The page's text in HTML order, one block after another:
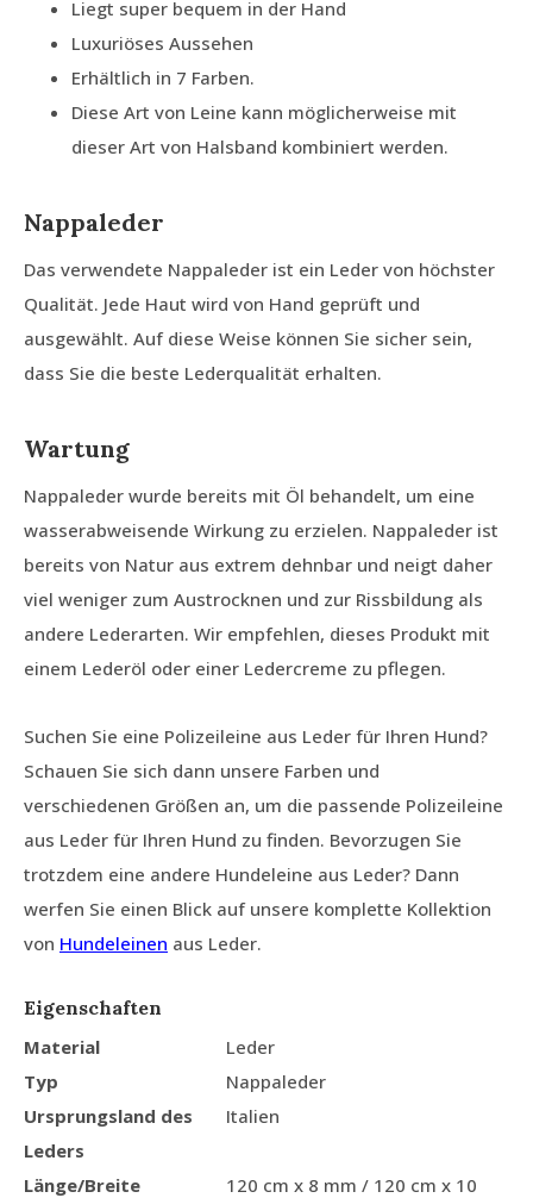
Liegt super bequem in der Hand
Luxuriöses Aussehen
Erhältlich in 7 Farben.
Diese Art von Leine kann möglicherweise mit
dieser Art von Halsband kombiniert werden.
Nappaleder
Das verwendete Nappaleder ist ein Leder von höchster
Qualität. Jede Haut wird von Hand geprüft und
ausgewählt. Auf diese Weise können Sie sicher sein,
dass Sie die beste Lederqualität erhalten.
Wartung
Nappaleder wurde bereits mit Öl behandelt, um eine
wasserabweisende Wirkung zu erzielen. Nappaleder ist
bereits von Natur aus extrem dehnbar und neigt daher
viel weniger zum Austrocknen und zur Rissbildung als
andere Lederarten. Wir empfehlen, dieses Produkt mit
einem Lederöl oder einer Ledercreme zu pflegen.
Suchen Sie eine Polizeileine aus Leder für Ihren Hund?
Schauen Sie sich dann unsere Farben und
verschiedenen Größen an, um die passende Polizeileine
aus Leder für Ihren Hund zu finden. Bevorzugen Sie
trotzdem eine andere Hundeleine aus Leder? Dann
werfen Sie einen Blick auf unsere komplette Kollektion
von Hundeleinen aus Leder.
Eigenschaften
Material
Leder
Typ
Nappaleder
Ursprungsland des
Leders
Italien
Länge/Breite
120 cm x 8 mm / 120 cm x 10